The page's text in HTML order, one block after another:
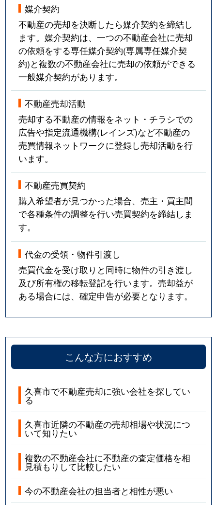
媒介契約
不動産の売却を決断したら媒介契約を締結し
ます。媒介契約は、一つの不動産会社に売却
の依頼をする専任媒介契約(専属専任媒介契
約)と複数の不動産会社に売却の依頼ができる
一般媒介契約があります。
不動産売却活動
売却する不動産の情報をネット・チラシでの
広告や指定流通機構(レインズ)など不動産の
売買情報ネットワークに登録し売却活動を行
います。
不動産売買契約
購入希望者が見つかった場合、売主・買主間
で各種条件の調整を行い売買契約を締結しま
す。
代金の受領・物件引渡し
売買代金を受け取りと同時に物件の引き渡し
及び所有権の移転登記を行います。売却益が
ある場合には、確定申告が必要となります。
こんな方におすすめ
久喜市で不動産売却に強い会社を探してい
る
久喜市近隣の不動産の売却相場や状況につ
いて知りたい
複数の不動産会社に不動産の査定価格を相
見積もりして比較したい
今の不動産会社の担当者と相性が悪い